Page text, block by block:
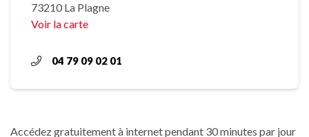
73210 La Plagne
Voir la carte
04 79 09 02 01
Accédez gratuitement à internet pendant 30 minutes par jour